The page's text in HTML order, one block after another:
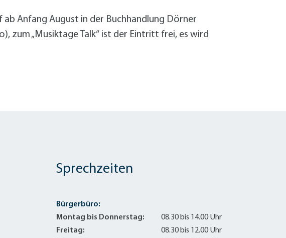
Anfang August in der Buchhandlung Dörner
zum „Musiktage Talk“ ist der Eintritt frei, es wird
Sprechzeiten
Bürgerbüro:
Montag bis Donnerstag:
08.30 bis 14.00 Uhr
Freitag:
08.30 bis 12.00 Uhr